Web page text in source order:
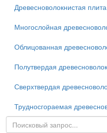
Древесноволокнистая
Многослойная
Облицованная
Полутвердая
Сверхтвердая
Трудносгораемая